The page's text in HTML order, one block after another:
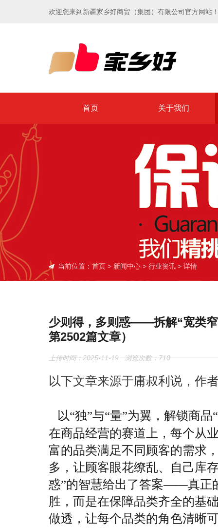
欢迎您来到新疆家乡好商贸（集团）有限公司官方网站
首页 关于我们
当前位置： 首页 > 新闻中心 > 行业资讯 > 详情
少则得，多则惑——拆解“宽类
第2502篇文章）
上传时间：2025-11-19 浏览次数： 710
以下文章来源于庸叔利说，作
以“独”与“量”为翼，解锁商
在商品经营的赛道上，每个从
富的品类满足不同顾客的需求
多，让顾客眼花缭乱、自己库
惑”的智慧给出了答案——真正
胜，而是在保障品类齐全的基
做透，让每个品类的角色清晰